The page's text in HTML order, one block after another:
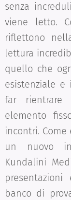
senza
viene letto.
riflettono
lettura
quello che
esistenziale e
far
elemento
incontri.
un nuovo
Kundalini
banco di